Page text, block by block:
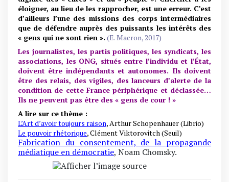
éloigner, au lieu de les rapprocher, est une erreur. C’est
d’ailleurs l’une des missions des corps intermédiaires
que de défendre auprès des puissants les intérêts des
« gens qui ne sont rien ». (E. Macron, 2017)
Les journalistes, les partis politiques, les syndicats, les
associations, les ONG, situés entre l’individu et l’État,
doivent être indépendants et autonomes. Ils doivent
être des relais, des vigiles, des lanceurs d’alerte de la
condition de cette France périphérique et déclassée…
Ils ne peuvent pas être des « gens de cour ! »
A lire sur ce thème :
L’Art d’avoir toujours raison, Arthur Schopenhauer (Librio)
Le pouvoir rhétorique, Clément Viktorovitch (Seuil)
Fabrication du consentement, de la propagande
médiatique en démocratie, Noam Chomsky.